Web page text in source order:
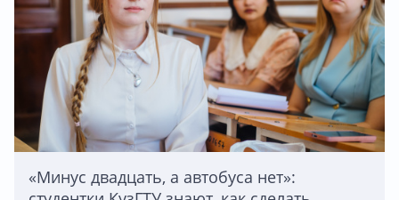
«Минус двадцать, а автобуса нет»: